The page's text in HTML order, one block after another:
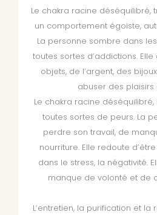
Le chakra racine déséquilibré,
un comportement égoïste,
La personne sombre dans
toutes sortes d’addictions.
objets, de l’argent, des
abuser des plaisirs
Le chakra racine
toutes sortes de peurs. La
perdre son travail, de
nourriture. Elle redoute
dans le stress, la négativité.
manque de volonté et de
L’entretien, la purification et